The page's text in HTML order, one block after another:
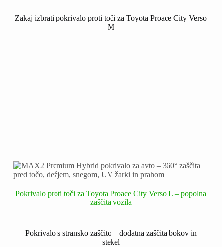
Zakaj izbrati pokrivalo proti toči za Toyota Proace City Verso
M
Pokrivalo proti toči za Toyota Proace City Verso L – popolna
zaščita vozila
Pokrivalo s stransko zaščito – dodatna zaščita bokov in
stekel